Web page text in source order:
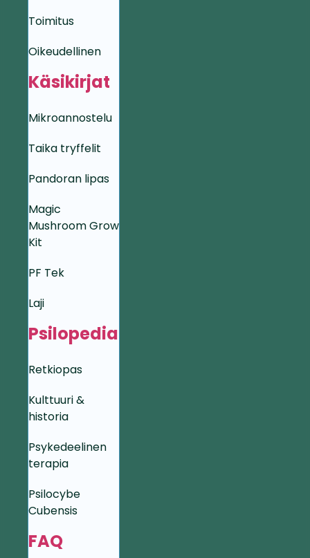
Toimitus
Oikeudellinen
Käsikirjat
Mikroannostelu
Taika tryffelit
Pandoran lipas
Magic
Mushroom Grow
Kit
PF Tek
Laji
Psilopedia
Retkiopas
Kulttuuri &
historia
Psykedeelinen
terapia
Psilocybe
Cubensis
FAQ